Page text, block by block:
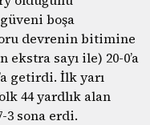
boşa
devrenin bitimine
sayı ile) 20-0’a
getirdi. İlk yarı
44 yardlık alan
3 sona erdi.